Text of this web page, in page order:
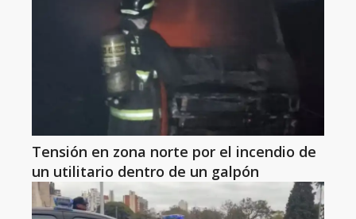
Tensión en zona norte por el incendio de
un utilitario dentro de un galpón